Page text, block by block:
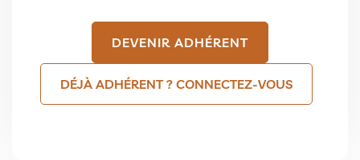
DEVENIR ADHÉRENT
DÉJÀ ADHÉRENT ? CONNECTEZ-VOUS